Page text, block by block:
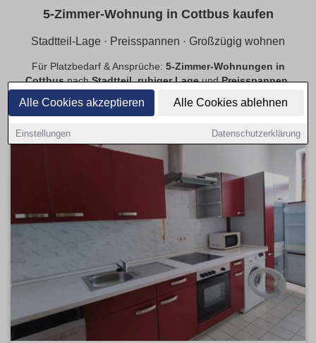
Alle Cookies akzeptieren Alle Cookies ablehnen
Einstellungen Datenschutzerklärung
5-Zimmer-Wohnung in Cottbus kaufen
Stadtteil-Lage · Preisspannen · Großzügig wohnen
Für Platzbedarf & Ansprüche: 5-Zimmer-Wohnungen in
CottbusnachStadtteil,ruhiger LageundPreisspannen.
Angebote mit passender Ausstattung.